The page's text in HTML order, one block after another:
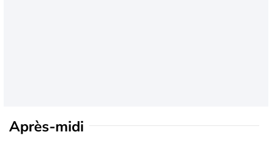
Après-midi